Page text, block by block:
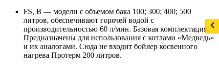
FS, B — модели с объемом бака 100; 300; 400; 500
литров, обеспечивают горячей водой с
производительностью 60 л/мин. Базовая комплектация.
Предназначены для использования с котлами «Медведь»
и их аналогами. Сюда не входит бойлер косвенного
нагрева Протерм 200 литров.